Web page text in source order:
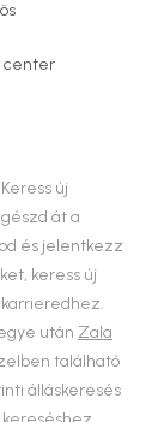
center
új
át a
és jelentkezz
keress új
után Zala
található
álláskeresés